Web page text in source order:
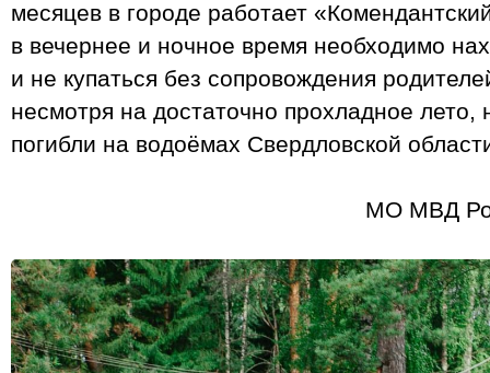
месяцев в городе работает
в вечернее и ночное время необходимо
и не купаться без сопровождения
несмотря на достаточно прохладное лето,
погибли на водоёмах Свердловской
МО МВД